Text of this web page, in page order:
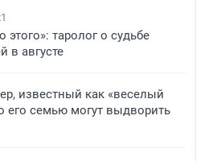
этого»: таролог о судьбе
в августе
известный как «веселый
его семью могут выдворить